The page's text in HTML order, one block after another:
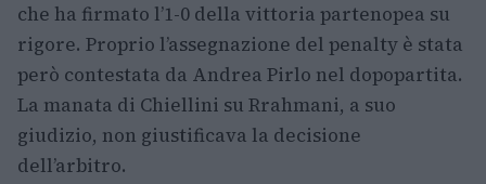
che ha firmato l’1-0 della vittoria partenopea su
rigore. Proprio l’assegnazione del penalty è stata
però contestata da Andrea Pirlo nel dopopartita.
La manata di Chiellini su Rrahmani, a suo
giudizio, non giustificava la decisione
dell’arbitro.